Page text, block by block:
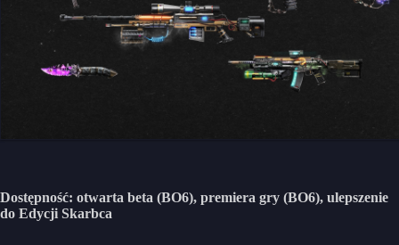
Dostępność: otwarta beta (BO6), premiera gry (BO6), ulepszenie
do Edycji Skarbca